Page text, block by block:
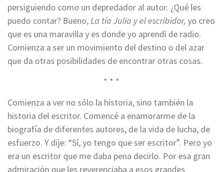
persiguiendo como un depredador al autor. ¿Qué les
puedo contar? Bueno,La tía Julia y el escribidor, yo creo
que es una maravilla y es donde yo aprendí de radio.
Comienza a ser un movimiento del destino o del azar
que da otras posibilidades de encontrar otras cosas.
* * *
Comienza a ver no sólo la historia, sino también la
historia del escritor. Comencé a enamorarme de la
biografía de diferentes autores, de la vida de lucha, de
esfuerzo. Y dije: “Sí, yo tengo que ser escritor”. Pero yo
era un escritor que me daba pena decirlo. Por esa gran
admiración que les reverenciaba a esos grandes